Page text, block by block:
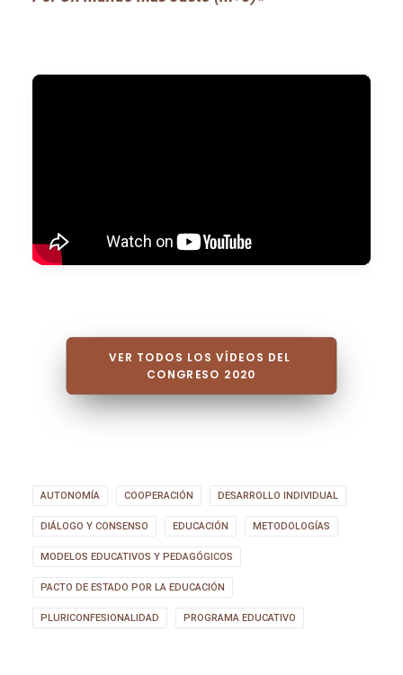
VER TODOS LOS VÍDEOS DEL
CONGRESO 2020
AUTONOMÍA COOPERACIÓN DESARROLLO INDIVIDUAL
DIÁLOGO Y CONSENSO EDUCACIÓN METODOLOGÍAS
MODELOS EDUCATIVOS Y PEDAGÓGICOS
PACTO DE ESTADO POR LA EDUCACIÓN
PLURICONFESIONALIDAD PROGRAMA EDUCATIVO